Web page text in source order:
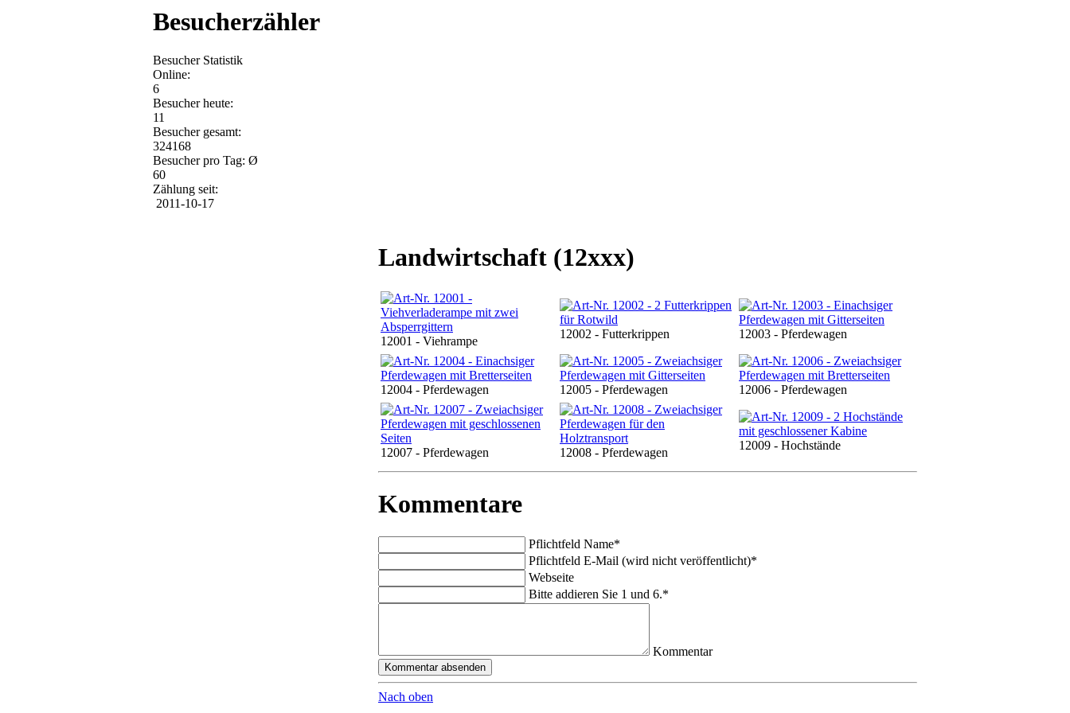
Besucherzähler
Besucher Statistik
Online:
6
Besucher heute:
11
Besucher gesamt:
324168
Besucher pro Tag: Ø
60
Zählung seit:
2011-10-17
Landwirtschaft (12xxx)
12001 - Viehrampe
12002 - Futterkrippen 12003 - Pferdewagen
12004 - Pferdewagen 12005 - Pferdewagen 12006 - Pferdewagen
12007 - Pferdewagen 12008 - Pferdewagen
12009 - Hochstände
Kommentare
Pflichtfeld Name*
Pflichtfeld E-Mail (wird nicht veröffentlicht)*
Webseite
Bitte addieren Sie 1 und 6.*
Kommentar
Nach oben